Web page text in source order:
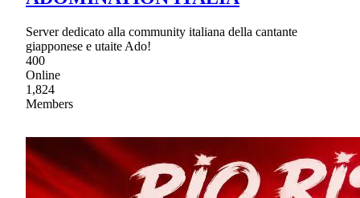
Server dedicato alla community italiana della cantante
giapponese e utaite Ado!
400
Online
1,824
Members